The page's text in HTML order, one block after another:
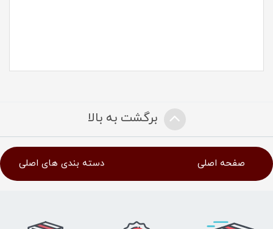
برگشت به بالا
صفحه اصلی دسته بندی های اصلی